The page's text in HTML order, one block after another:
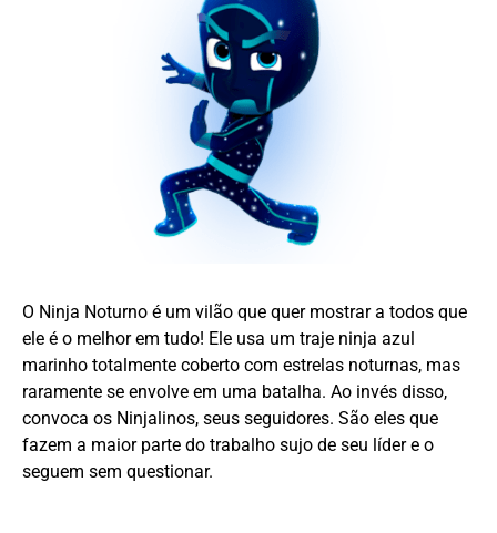
O Ninja Noturno é um vilão que quer mostrar a todos que
ele é o melhor em tudo! Ele usa um traje ninja azul
marinho totalmente coberto com estrelas noturnas, mas
raramente se envolve em uma batalha. Ao invés disso,
convoca os Ninjalinos, seus seguidores. São eles que
fazem a maior parte do trabalho sujo de seu líder e o
seguem sem questionar.